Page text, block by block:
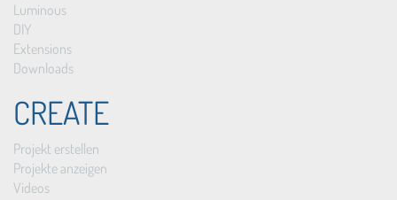
Luminous
DIY
Extensions
Downloads
CREATE
Projekt erstellen
Projekte anzeigen
Videos